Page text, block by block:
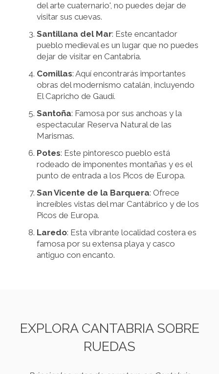
del arte cuaternario', no puedes dejar de
visitar sus cuevas.
Santillana del Mar: Este encantador
pueblo medieval es un lugar que no puedes
dejar de visitar en Cantabria.
Comillas: Aquí encontrarás importantes
obras del modernismo catalán, incluyendo
El Capricho de Gaudí.
Santoña: Famosa por sus anchoas y la
espectacular Reserva Natural de las
Marismas.
Potes: Este pintoresco pueblo está
rodeado de imponentes montañas y es el
punto de entrada a los Picos de Europa.
San Vicente de la Barquera: Ofrece
increíbles vistas del mar Cantábrico y de los
Picos de Europa.
Laredo: Esta vibrante localidad costera es
famosa por su extensa playa y casco
antiguo con encanto.
EXPLORA CANTABRIA SOBRE
RUEDAS